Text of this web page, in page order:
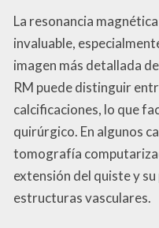
La resonancia
invaluable,
imagen más detallada
RM puede distinguir
calcificaciones, lo que
quirúrgico. En algunos
tomografía
extensión del quiste y
estructuras vasculares.